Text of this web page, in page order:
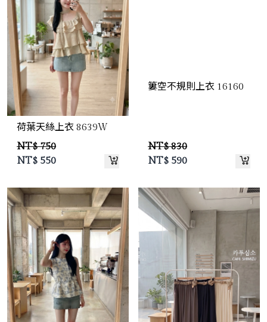
荷葉天絲上衣 8639W
NT$ 750
NT$ 550
簍空不規則上衣 16160
NT$ 830
NT$ 590